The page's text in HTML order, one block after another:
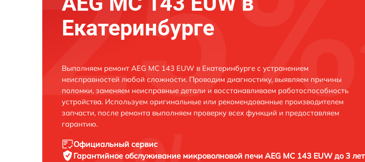
Екатеринбурге
Выполняем ремонт AEG MC 143 EUW в Екатеринбурге с устранением
неисправностей любой сложности. Проводим диагностику, выявляем причины
поломки, заменяем неисправные детали и восстанавливаем работоспособность
устройства. Используем оригинальные или рекомендованные производителем
запчасти, после ремонта выполняем проверку всех функций и предоставляем
гарантию.
Официальный сервис
Гарантийное обслуживание микроволновой печи AEG MC 143 EUW до 3 лет